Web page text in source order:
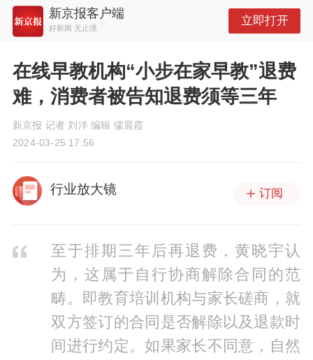
新京报客户端
好新闻 无止境
立即打开
在线早教机构“小步在家早教”退费
难，消费者被告知退费须等三年
新京报 记者 刘洋 编辑 缪晨霞
2024-03-25 17:56
行业放大镜 订阅
至于排期三年后再退费，黄晓宇认
为，这属于自行协商解除合同的范
畴。即教育培训机构与家长磋商，就
双方签订的合同是否解除以及退款时
间进行约定。如果家长不同意，自然